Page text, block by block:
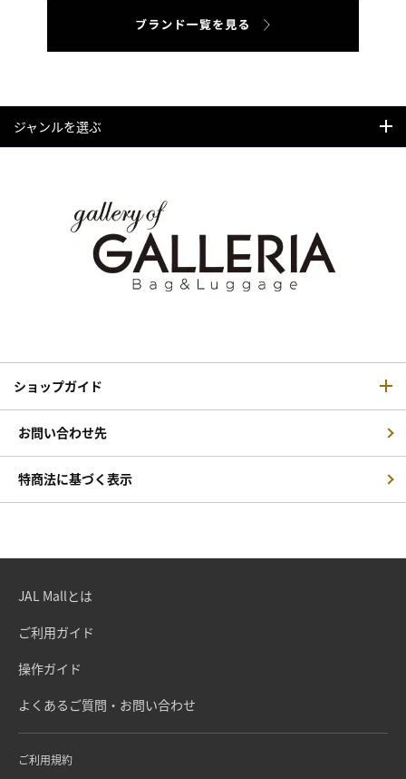
ジャンルを選ぶ
ショップガイド
お問い合わせ先
特商法に基づく表示
JAL Mallとは
ご利用ガイド
操作ガイド
よくあるご質問・お問い合わせ
ご利用規約